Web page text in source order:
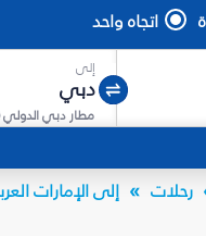
اتجاه واحد
إلى
مطار دبي الدولي
رحلات إلى الإمارات